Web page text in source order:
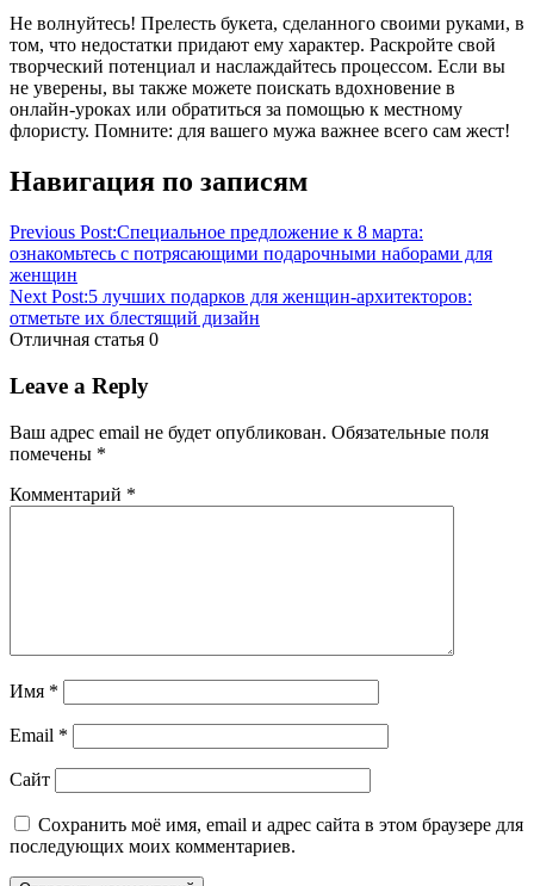
Не волнуйтесь! Прелесть букета, сделанного своими руками, в
том, что недостатки придают ему характер. Раскройте свой
творческий потенциал и наслаждайтесь процессом. Если вы
не уверены, вы также можете поискать вдохновение в
онлайн-уроках или обратиться за помощью к местному
флористу. Помните: для вашего мужа важнее всего сам жест!
Навигация по записям
Previous Post:Специальное предложение к 8 марта:
ознакомьтесь с потрясающими подарочными наборами для
женщин
Next Post:5 лучших подарков для женщин-архитекторов:
отметьте их блестящий дизайн
Отличная статья 0
Leave a Reply
Ваш адрес email не будет опубликован. Обязательные поля
помечены *
Комментарий *
Имя *
Email *
Сайт
Сохранить моё имя, email и адрес сайта в этом браузере для
последующих моих комментариев.